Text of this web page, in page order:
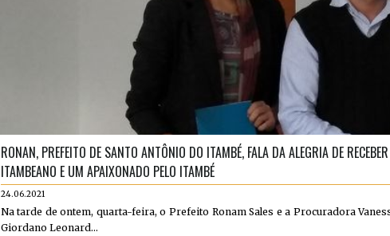
RONAN, PREFEITO DE SANTO ANTÔNIO DO ITAMBÉ, FALA DA ALEGRIA DE
ITAMBEANO E UM APAIXONADO PELO ITAMBÉ
24.06.2021
Na tarde de ontem, quarta-feira, o Prefeito Ronam Sales e a Procuradora
Giordano Leonard...